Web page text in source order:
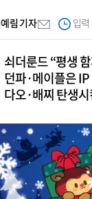
림 기자 입력
쇠더룬드 “평생
던파·메이플은
다오·배찌 탄생시